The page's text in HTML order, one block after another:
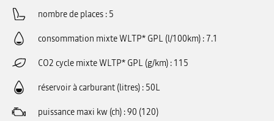
nombre de places 5
consommation mixte WLTP* GPL (l/100km) 7.1
CO2 cycle mixte WLTP* GPL (g/km) 115
réservoir à carburant (litres) 50L
puissance maxi kw (ch) 90 (120)